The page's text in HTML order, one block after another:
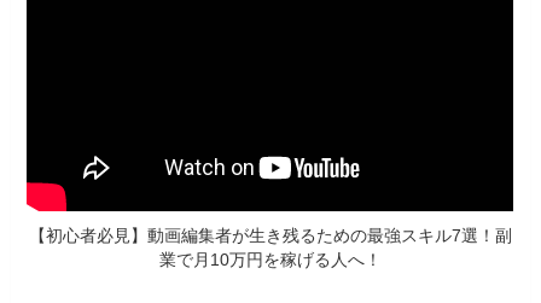
【初心者必見】動画編集者が生き残るための最強スキル7選！副
業で月10万円を稼げる人へ！